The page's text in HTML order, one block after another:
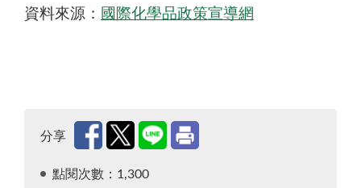
資料來源： 國際化學品政策宣導網
分享
點閱次數：1,300